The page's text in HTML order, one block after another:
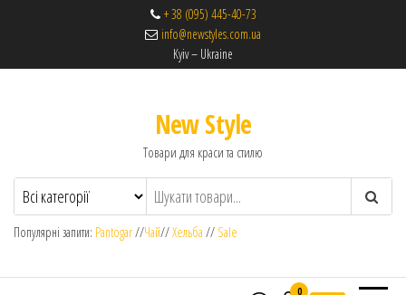
+ 38 (095) 445-40-73
info@newstyles.com.ua
Kyiv – Ukraine
New Style
Товари для краси та стилю
Популярні запити: Pantogar//Чай//Хельба // Sale
0